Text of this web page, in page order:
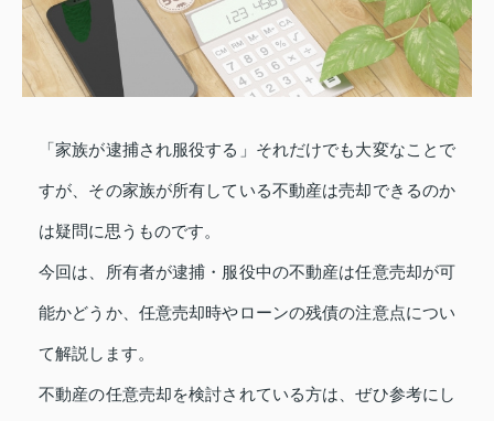
「家族が逮捕され服役する」それだけでも大変なことで
すが、その家族が所有している不動産は売却できるのか
は疑問に思うものです。
今回は、所有者が逮捕・服役中の不動産は任意売却が可
能かどうか、任意売却時やローンの残債の注意点につい
て解説します。
不動産の任意売却を検討されている方は、ぜひ参考にし